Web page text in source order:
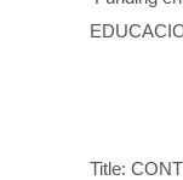
Title: